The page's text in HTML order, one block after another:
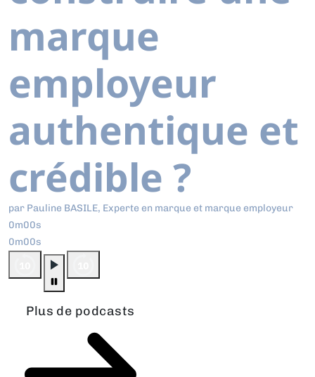
marque
employeur
authentique et
crédible ?
par Pauline BASILE, Experte en marque et marque employeur
0m00s
0m00s
Plus de podcasts